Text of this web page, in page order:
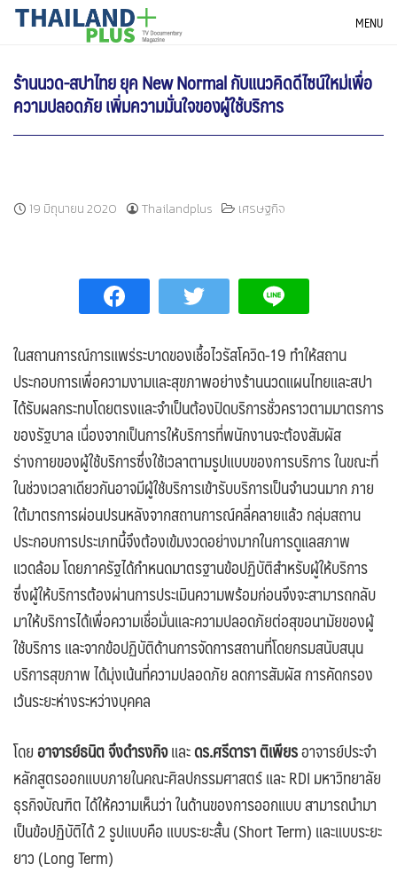
SkipTHAILANDPLUS NEWS MENU
ร้านนวด-สปาไทย ยุค New Normal กับแนวคิดดีไซน์ใหม่เพื่อ
ความปลอดภัย เพิ่มความมั่นใจของผู้ใช้บริการ
19 มิถุนายน 2020 Thailandplus เศรษฐกิจ
ในสถานการณ์การแพร่ระบาดของเชื้อไวรัสโควิด-19 ทำให้สถาน
ประกอบการเพื่อความงามและสุขภาพอย่างร้านนวดแผนไทยและสปา
ได้รับผลกระทบโดยตรงและจำเป็นต้องปิดบริการชั่วคราวตามมาตรการ
ของรัฐบาล เนื่องจากเป็นการให้บริการที่พนักงานจะต้องสัมผัส
ร่างกายของผู้ใช้บริการซึ่งใช้เวลาตามรูปแบบของการบริการ ในขณะที่
ในช่วงเวลาเดียวกันอาจมีผู้ใช้บริการเข้ารับบริการเป็นจำนวนมาก ภาย
ใต้มาตรการผ่อนปรนหลังจากสถานการณ์คลี่คลายแล้ว กลุ่มสถาน
ประกอบการประเภทนี้จึงต้องเข้มงวดอย่างมากในการดูแลสภาพ
แวดล้อม โดยภาครัฐได้กำหนดมาตรฐานข้อปฏิบัติสำหรับผู้ให้บริการ
ซึ่งผู้ให้บริการต้องผ่านการประเมินความพร้อมก่อนจึงจะสามารถกลับ
มาให้บริการได้เพื่อความเชื่อมั่นและความปลอดภัยต่อสุขอนามัยของผู้
ใช้บริการ และจากข้อปฏิบัติด้านการจัดการสถานที่โดยกรมสนับสนุน
บริการสุขภาพ ได้มุ่งเน้นที่ความปลอดภัย ลดการสัมผัส การคัดกรอง
เว้นระยะห่างระหว่างบุคคล
โดยอาจารย์ธนิต จึงดำรงกิจและดร.ศรีดารา ติเพียรอาจารย์ประจำ
หลักสูตรออกแบบภายในคณะศิลปกรรมศาสตร์ และ RDI มหาวิทยาลัย
ธุรกิจบัณฑิต ได้ให้ความเห็นว่า ในด้านของการออกแบบ สามารถนำมา
เป็นข้อปฏิบัติได้ 2 รูปแบบคือ แบบระยะสั้น (Short Term) และแบบระยะ
ยาว (Long Term)